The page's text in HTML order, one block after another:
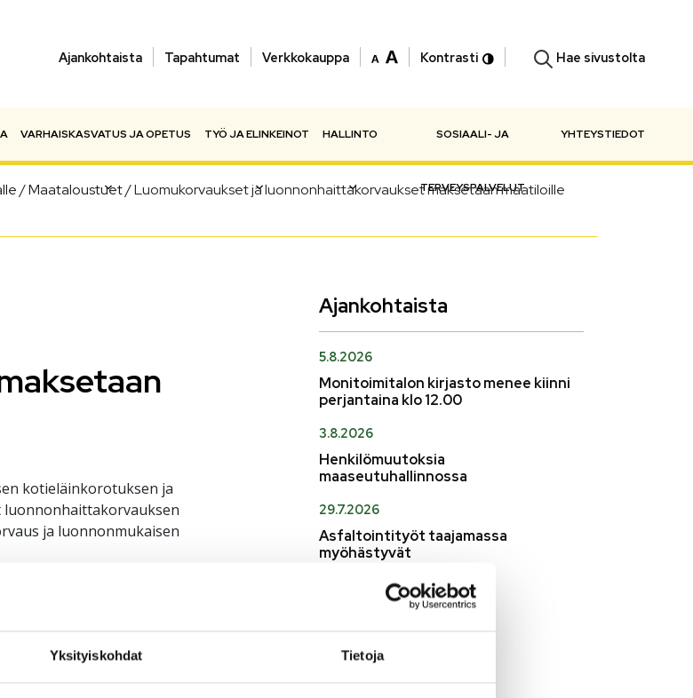
Yksityiskohdat Tietoja
Ajankohtaista Tapahtumat Verkkokauppa Kontrasti Hae sivustolta
VARHAISKASVATUS JA OPETUS TYÖ JA ELINKEINOT HALLINTO SOSIAALI- JA
TERVEYSPALVELUT
YHTEYSTIEDOT
/Maataloustuet/Luomukorvaukset ja luonnonhaittakorvaukset maksetaan maatiloille
kotieläinkorotuksen ja
luonnonhaittakorvauksen
ja luonnonmukaisen
noin 61,3 miljoonaa euroa.
noin 23 miljoonaa euroa, josta
euroa.
kunnat ja ELY-keskukset
Ajankohtaista
5.8.2026
Monitoimitalon kirjasto menee kiinni
perjantaina klo 12.00
3.8.2026
Henkilömuutoksia
maaseutuhallinnossa
29.7.2026
Asfaltointityöt taajamassa
myöhästyvät
KATSO KAIKKI